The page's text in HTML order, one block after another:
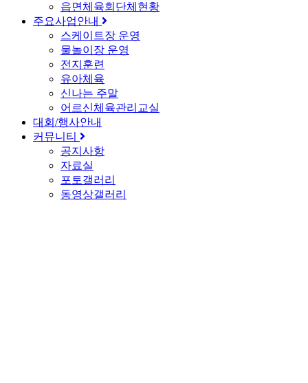
읍면체육회단체현황
주요사업안내
스케이트장 운영
물놀이장 운영
전지훈련
유아체육
신나는 주말
어르신체육관리교실
대회/행사안내
커뮤니티
공지사항
자료실
포토갤러리
동영상갤러리